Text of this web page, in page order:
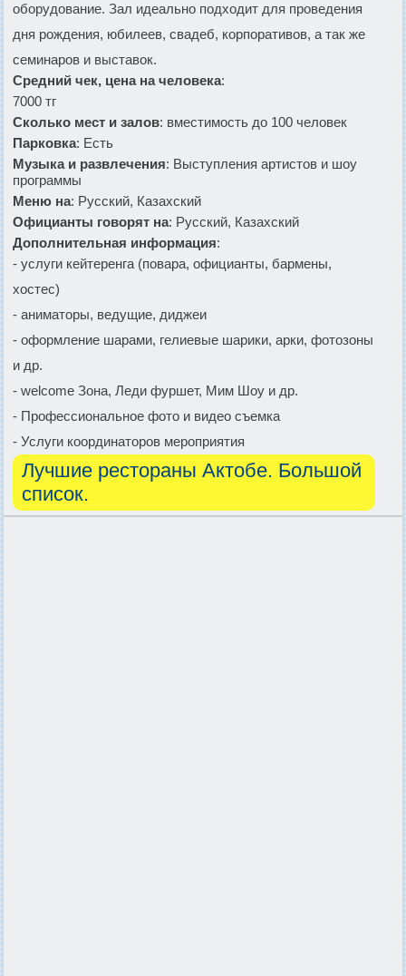
оборудование. Зал идеально подходит для проведения
дня рождения, юбилеев, свадеб, корпоративов, а так же
семинаров и выставок.
Средний чек, цена на человека:
7000 тг
Сколько мест и залов: вместимость до 100 человек
Парковка: Есть
Музыка и развлечения: Выступления артистов и шоу
программы
Меню на: Русский, Казахский
Официанты говорят на: Русский, Казахский
Дополнительная информация:
- услуги кейтеренга (повара, официанты, бармены,
хостес)
- аниматоры, ведущие, диджеи
- оформление шарами, гелиевые шарики, арки, фотозоны
и др.
- welcome Зона, Леди фуршет, Мим Шоу и др.
- Профессиональное фото и видео съемка
- Услуги координаторов мероприятия
Лучшие рестораны Актобе. Большой
список.